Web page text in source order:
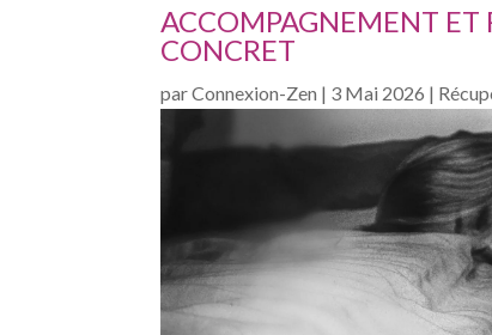
ACCOMPAGNEMENT ET
CONCRET
parConnexion-Zen | 3 Mai 2026 |